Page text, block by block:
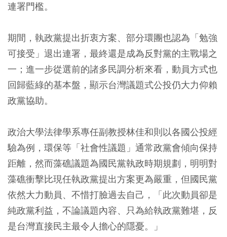
連署門檻。
期間，執政黨提出折衷方案、部分環團也認為「勉強
可接受」退出連署，最終還是成為反對黨的主戰場之
一；進一步從選前的諸多民調分析來看，動員方式也
回歸藍綠的基本盤，顯示台灣議題式公投仍大力仰賴
政黨協助。
政治大學法律學系專任副教授林佳和則以各國公投經
驗為例，環保等「社會性議題」通常政黨會傾向保持
距離，然而藻礁議題為國民黨執政時期規劃，明明對
藻礁衝擊比現任執政黨提出方案更為嚴重，但國民黨
依然大力動員、不惜打臉過去自己，「此次動員卻是
純政黨利益，不論議題內容、只為給執政黨難堪，反
是台灣直接民主最令人擔心的隱憂。」